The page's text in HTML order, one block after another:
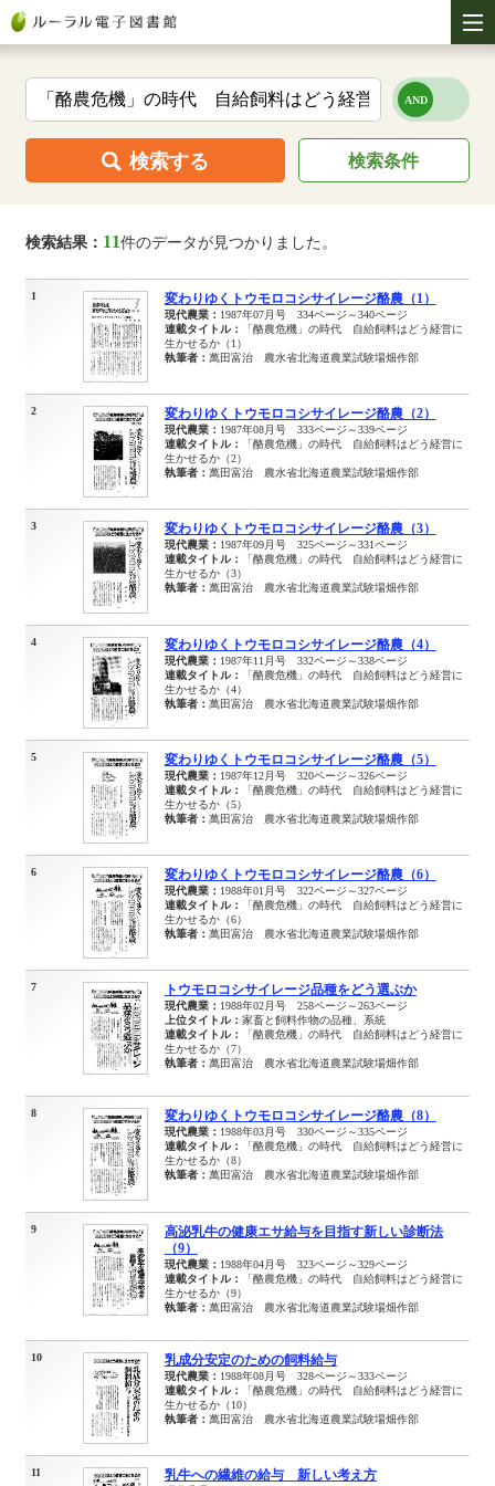
検索する 検索条件
検索結果： 11件のデータが見つかりました。
1 変わりゆくトウモロコシサイレージ酪農（1）
現代農業： 1987年07月号 334ページ～340ページ
連載タイトル：
「酪農危機」の時代 自給飼料はどう経営に
生かせるか（1）
執筆者： 萬田富治 農水省北海道農業試験場畑作部
2 変わりゆくトウモロコシサイレージ酪農（2）
現代農業： 1987年08月号 333ページ～339ページ
連載タイトル：
「酪農危機」の時代 自給飼料はどう経営に
生かせるか（2）
執筆者： 萬田富治 農水省北海道農業試験場畑作部
3 変わりゆくトウモロコシサイレージ酪農（3）
現代農業： 1987年09月号 325ページ～331ページ
連載タイトル：
「酪農危機」の時代 自給飼料はどう経営に
生かせるか（3）
執筆者： 萬田富治 農水省北海道農業試験場畑作部
4 変わりゆくトウモロコシサイレージ酪農（4）
現代農業： 1987年11月号 332ページ～338ページ
連載タイトル：
「酪農危機」の時代 自給飼料はどう経営に
生かせるか（4）
執筆者： 萬田富治 農水省北海道農業試験場畑作部
5 変わりゆくトウモロコシサイレージ酪農（5）
現代農業： 1987年12月号 320ページ～326ページ
連載タイトル：
「酪農危機」の時代 自給飼料はどう経営に
生かせるか（5）
執筆者： 萬田富治 農水省北海道農業試験場畑作部
6 変わりゆくトウモロコシサイレージ酪農（6）
現代農業： 1988年01月号 322ページ～327ページ
連載タイトル：
「酪農危機」の時代 自給飼料はどう経営に
生かせるか（6）
執筆者： 萬田富治 農水省北海道農業試験場畑作部
7 トウモロコシサイレージ品種をどう選ぶか
現代農業： 1988年02月号 258ページ～263ページ
上位タイトル： 家畜と飼料作物の品種、系統
連載タイトル：
「酪農危機」の時代 自給飼料はどう経営に
生かせるか（7）
執筆者： 萬田富治 農水省北海道農業試験場畑作部
8 変わりゆくトウモロコシサイレージ酪農（8）
現代農業： 1988年03月号 330ページ～335ページ
連載タイトル：
「酪農危機」の時代 自給飼料はどう経営に
生かせるか（8）
執筆者： 萬田富治 農水省北海道農業試験場畑作部
9
高泌乳牛の健康エサ給与を目指す新しい診断法
（9）
現代農業： 1988年04月号 323ページ～329ページ
連載タイトル：
「酪農危機」の時代 自給飼料はどう経営に
生かせるか（9）
執筆者： 萬田富治 農水省北海道農業試験場畑作部
10 乳成分安定のための飼料給与
現代農業： 1988年08月号 328ページ～333ページ
連載タイトル：
「酪農危機」の時代 自給飼料はどう経営に
生かせるか（10）
執筆者： 萬田富治 農水省北海道農業試験場畑作部
11 乳牛への繊維の給与 新しい考え方